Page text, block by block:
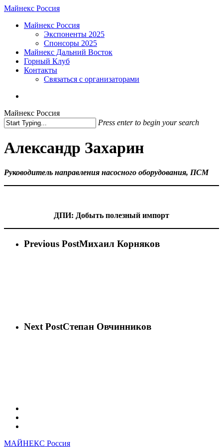
Skip
main
Майнекс Россия
Menu
Майнекс Россия
Экспоненты 2025
Спонсоры 2025
Майнекс Дальний Восток
Горный Клуб
Контакты
Связаться с организаторами
Майнекс Россия
Press enter to begin your search
Search
Александр Захарин
Руководитель направления насосного оборудования, ПСМ
ДПИ: Добыть полезный импорт
Previous PostМихаил Корняков
Next PostСтепан Овчинников
МАЙНЕКС Россия